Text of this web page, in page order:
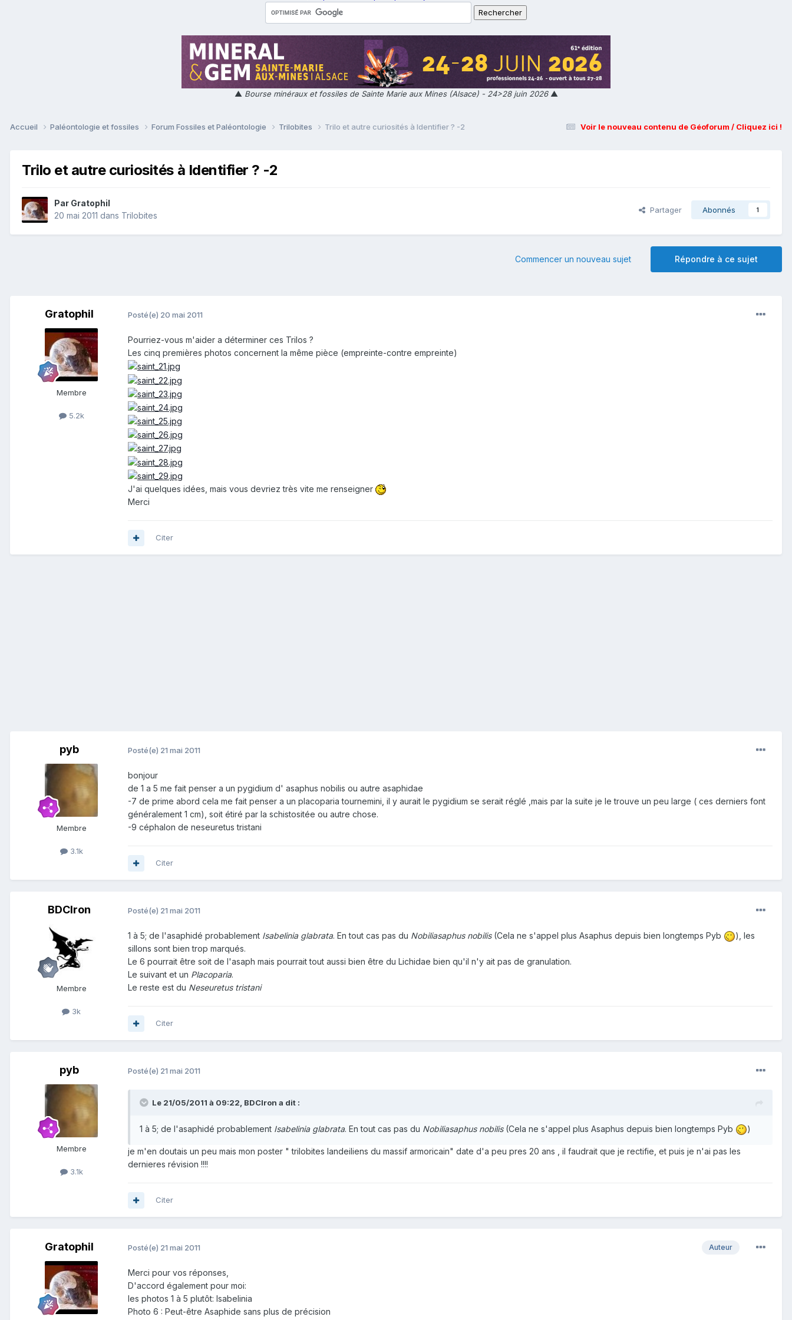
▲ Bourse minéraux et fossiles de Sainte Marie aux Mines (Alsace) - 24>28 juin 2026▲
Voir le nouveau contenu de Géoforum / Cliquez ici !
Accueil Paléontologie et fossiles Forum Fossiles et Paléontologie Trilobites Trilo et autre curiosités à Identifier ? -2
Trilo et autre curiosités à Identifier ? -2
Par Gratophil
20 mai 2011 dans Trilobites
Partager Abonnés 1
Répondre à ce sujet
Commencer un nouveau sujet
Gratophil
Membre
5.2k
Posté(e) 20 mai 2011
Pourriez-vous m'aider a déterminer ces Trilos ?
Les cinq premières photos concernent la même pièce (empreinte-contre empreinte)
J'ai quelques idées, mais vous devriez très vite me renseigner
Merci
Citer
pyb
Membre
3.1k
Posté(e) 21 mai 2011
bonjour
de 1 a 5 me fait penser a un pygidium d' asaphus nobilis ou autre asaphidae
-7 de prime abord cela me fait penser a un placoparia tournemini, il y aurait le pygidium se serait réglé ,mais par la suite je le trouve un peu large ( ces derniers font
généralement 1 cm), soit étiré par la schistositée ou autre chose.
-9 céphalon de neseuretus tristani
Citer
BDCIron
Membre
3k
Posté(e) 21 mai 2011
1 à 5; de l'asaphidé probablement Isabelinia glabrata. En tout cas pas du Nobiliasaphus nobilis(Cela ne s'appel plus Asaphus depuis bien longtemps Pyb
), les
sillons sont bien trop marqués.
Le 6 pourrait être soit de l'asaph mais pourrait tout aussi bien être du Lichidae bien qu'il n'y ait pas de granulation.
Le suivant et un Placoparia.
Le reste est du Neseuretus tristani
Citer
pyb
Membre
3.1k
Posté(e) 21 mai 2011
Le 21/05/2011 à 09:22, BDCIron a dit :
1 à 5; de l'asaphidé probablement Isabelinia glabrata. En tout cas pas du Nobiliasaphus nobilis(Cela ne s'appel plus Asaphus depuis bien longtemps Pyb )
je m'en doutais un peu mais mon poster " trilobites landeiliens du massif armoricain" date d'a peu pres 20 ans , il faudrait que je rectifie, et puis je n'ai pas les
dernieres révision !!!!
Citer
Gratophil Auteur
Posté(e) 21 mai 2011
Merci pour vos réponses,
D'accord également pour moi:
les photos 1 à 5 plutôt: Isabelinia
Photo 6 : Peut-être Asaphide sans plus de précision